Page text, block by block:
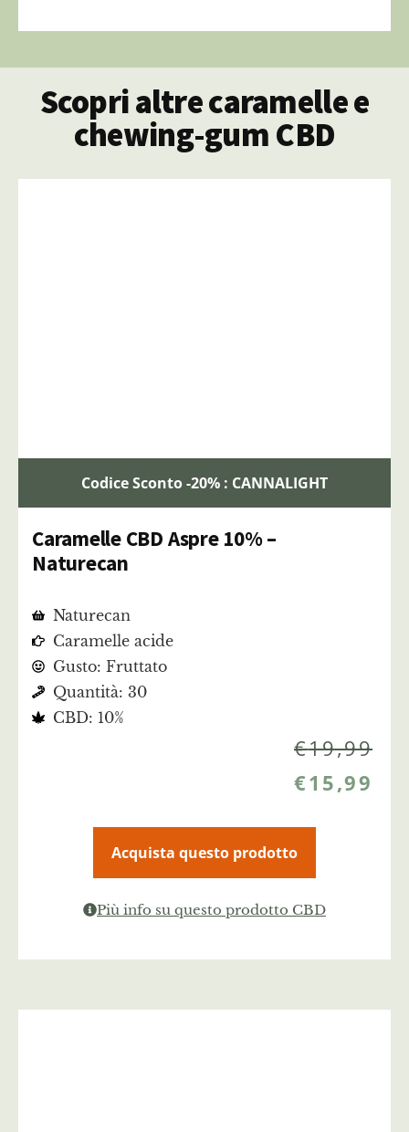
Scopri altre caramelle e
chewing-gum CBD
Codice Sconto -20% : CANNALIGHT
Caramelle CBD Aspre 10% –
Naturecan
Naturecan
Caramelle acide
Gusto: Fruttato
Quantità: 30
CBD: 10%
€19,99
€15,99
Acquista questo prodotto
Più info su questo prodotto CBD